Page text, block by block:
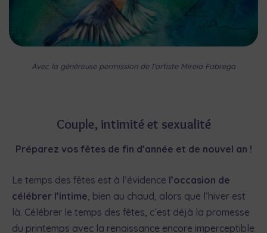
Avec la généreuse permission de l’artiste Mireia Fabrega
Couple, intimité et sexualité
Préparez vos fêtes de fin d’année et de nouvel an !
Le temps des fêtes est à l’évidence l’occasion de
célébrer l’intime , bien au chaud, alors que l’hiver est
là. Célébrer le temps des fêtes, c’est déjà la promesse
du printemps avec la renaissance encore imperceptible